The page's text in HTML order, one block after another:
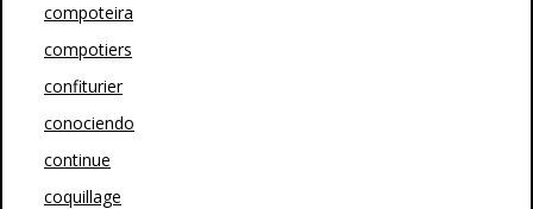
compoteira
compotiers
confiturier
conociendo
continue
coquillage